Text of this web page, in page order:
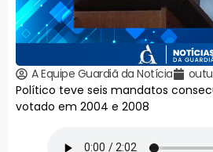
A Equipe Guardiã da Notícia
Político teve seis mandatos
votado em 2004 e 2008